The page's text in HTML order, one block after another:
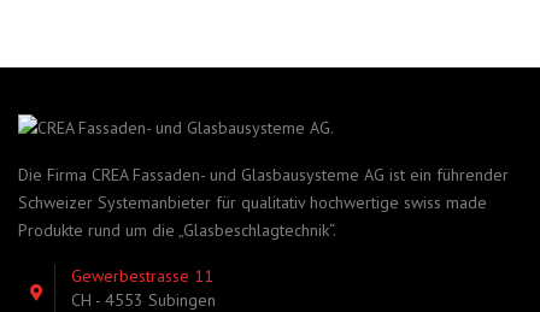
Die Firma CREA Fassaden- und Glasbausysteme AG ist ein führender
Schweizer Systemanbieter für qualitativ hochwertige swiss made
Produkte rund um die „Glasbeschlagtechnik“.
Gewerbestrasse 11
CH - 4553 Subingen